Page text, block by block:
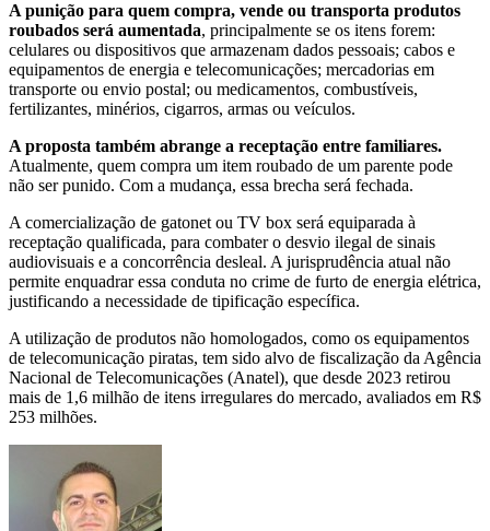
A punição para quem compra, vende ou transporta produtos
roubados será aumentada, principalmente se os itens forem:
celulares ou dispositivos que armazenam dados pessoais; cabos e
equipamentos de energia e telecomunicações; mercadorias em
transporte ou envio postal; ou medicamentos, combustíveis,
fertilizantes, minérios, cigarros, armas ou veículos.
A proposta também abrange a receptação entre familiares.
Atualmente, quem compra um item roubado de um parente pode
não ser punido. Com a mudança, essa brecha será fechada.
A comercialização de gatonet ou TV box será equiparada à
receptação qualificada, para combater o desvio ilegal de sinais
audiovisuais e a concorrência desleal. A jurisprudência atual não
permite enquadrar essa conduta no crime de furto de energia elétrica,
justificando a necessidade de tipificação específica.
A utilização de produtos não homologados, como os equipamentos
de telecomunicação piratas, tem sido alvo de fiscalização da Agência
Nacional de Telecomunicações (Anatel), que desde 2023 retirou
mais de 1,6 milhão de itens irregulares do mercado, avaliados em R$
253 milhões.